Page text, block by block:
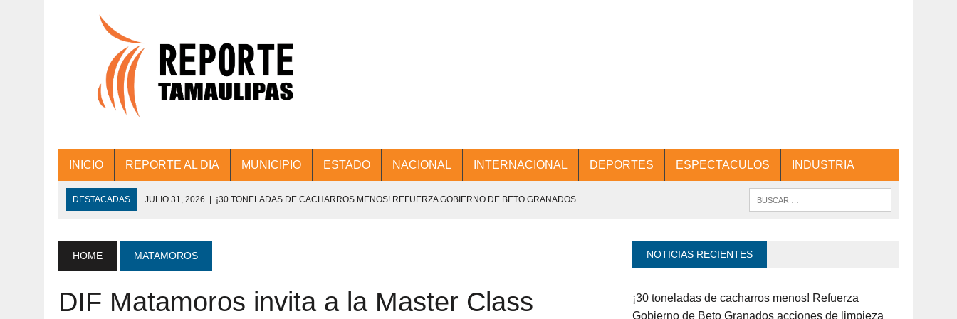
INICIO REPORTE AL DIA MUNICIPIO ESTADO NACIONAL INTERNACIONAL DEPORTES ESPECTACULOS INDUSTRIA
DESTACADAS JULIO 31, 2026 | ¡30 TONELADAS DE CACHARROS MENOS! REFUERZA GOBIERNO DE BETO GRANADOS
JULIO 30, 2026 | 💧🚰 ¡AGUA PARA LA COMUNIDAD!
JULIO 30, 2026 ¡TRABAJO EN EQUIPO Y RESULTADOS! ENCABEZA BETO GRANADOS MESA DE TRABAJO CON PRESIDENTES
HOME MATAMOROS
DIF Matamoros invita a la Master Class
NOTICIAS RECIENTES
¡30 toneladas de cacharros menos! Refuerza
Gobierno de Beto Granados acciones de limpieza